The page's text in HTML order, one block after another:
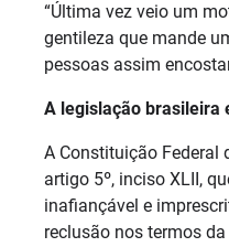
“Última vez veio um
gentileza que mande
pessoas assim
A legislação brasileira
A Constituição Federal
artigo 5º, inciso XLII,
inafiançável e
reclusão nos termos